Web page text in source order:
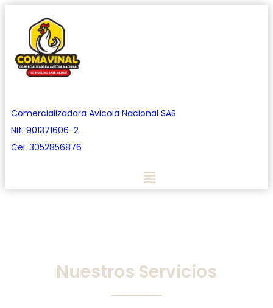
Comercializadora Avicola Nacional SAS
Nit: 901371606-2
Cel: 3052856876
Nuestros Servicios